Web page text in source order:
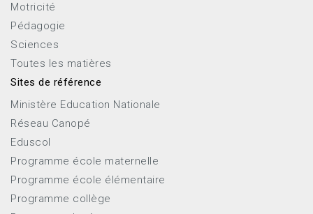
Motricité
Pédagogie
Sciences
Toutes les matières
Sites de référence
Ministère Education Nationale
Réseau Canopé
Eduscol
Programme école maternelle
Programme école élémentaire
Programme collège